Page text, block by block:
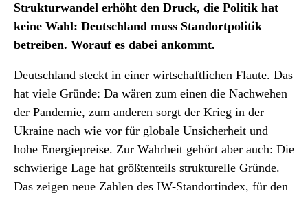
Strukturwandel erhöht den Druck, die Politik hat
keine Wahl: Deutschland muss Standortpolitik
betreiben. Worauf es dabei ankommt.
Deutschland steckt in einer wirtschaftlichen Flaute. Das
hat viele Gründe: Da wären zum einen die Nachwehen
der Pandemie, zum anderen sorgt der Krieg in der
Ukraine nach wie vor für globale Unsicherheit und
hohe Energiepreise. Zur Wahrheit gehört aber auch: Die
schwierige Lage hat größtenteils strukturelle Gründe.
Das zeigen neue Zahlen des IW-Standortindex, für den